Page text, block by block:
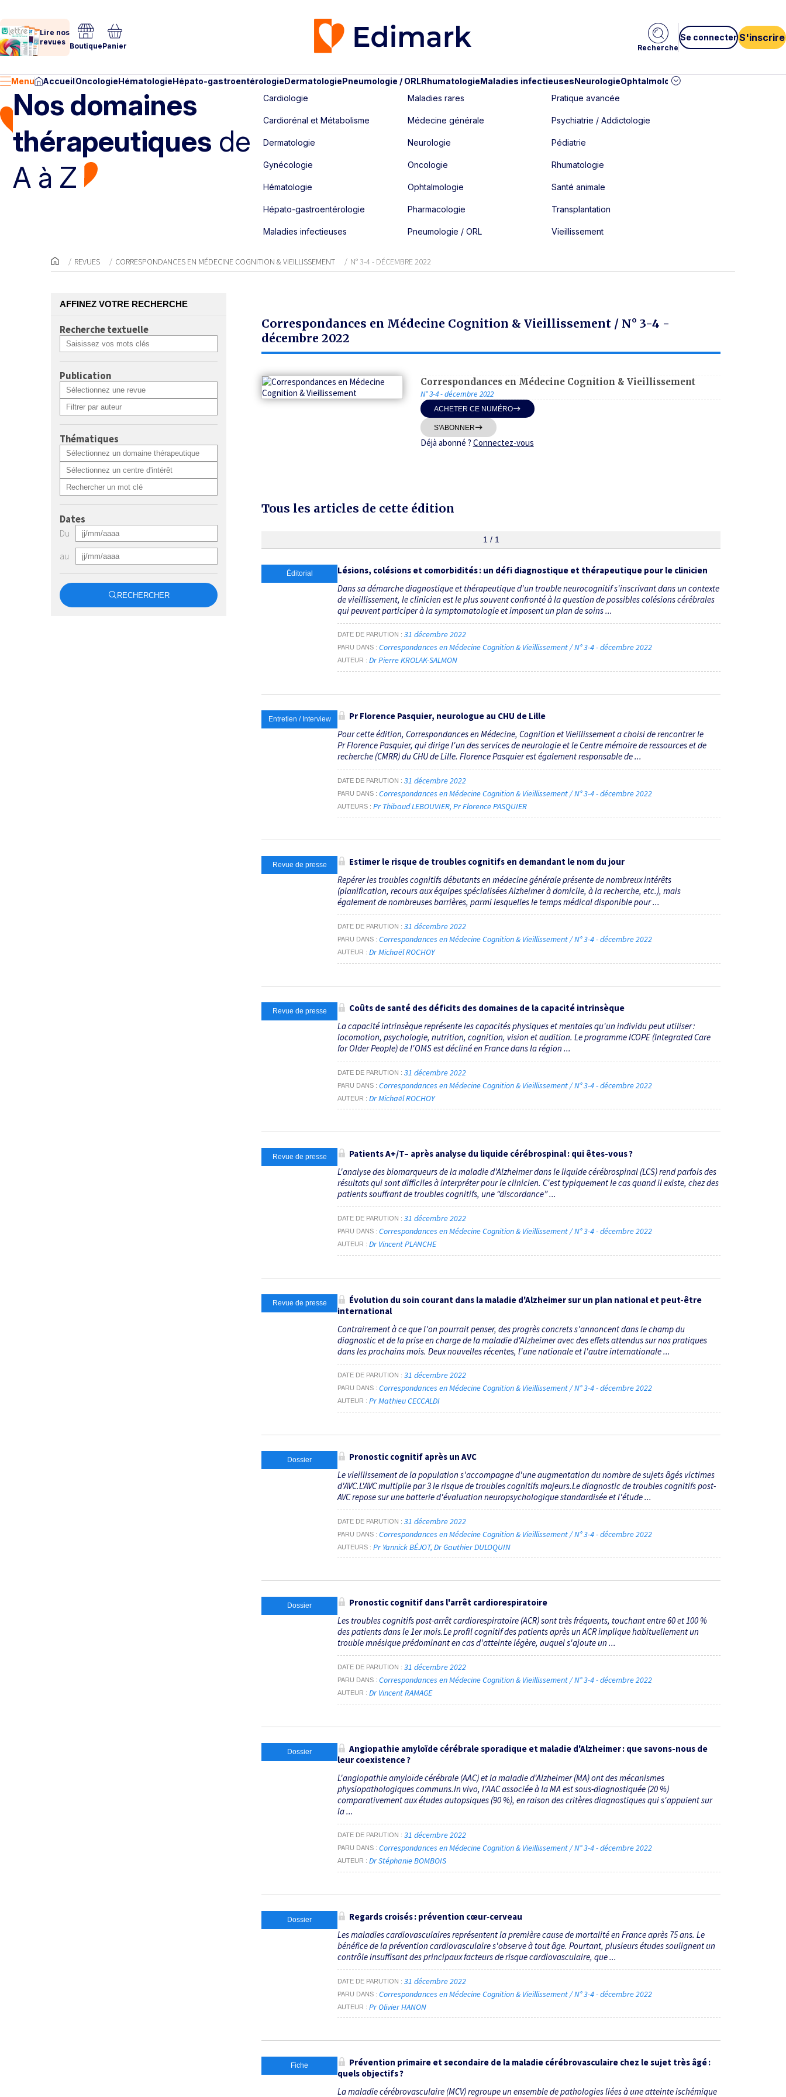
Lire nos
revues BoutiquePanier Recherche
Se connecter S'inscrire
Menu AccueilOncologieHématologieHépato-gastroentérologieDermatologiePneumologie / ORLRhumatologieMaladies infectieusesNeurologieOphtalmologie
Nos domaines
thérapeutiques de
A à Z
Cardiologie
Cardiorénal et Métabolisme
Dermatologie
Gynécologie
Hématologie
Hépato-gastroentérologie
Maladies infectieuses
Maladies rares
Médecine générale
Neurologie
Oncologie
Ophtalmologie
Pharmacologie
Pneumologie / ORL
Pratique avancée
Psychiatrie / Addictologie
Pédiatrie
Rhumatologie
Santé animale
Transplantation
Vieillissement
REVUES CORRESPONDANCES EN MÉDECINE COGNITION & VIEILLISSEMENT N° 3-4 - DÉCEMBRE 2022
AFFINEZ VOTRE RECHERCHE
Recherche textuelle
Publication
Thématiques
Dates
Du
au
RECHERCHER
Correspondances en Médecine Cognition & Vieillissement / N° 3-4 -
décembre 2022
Correspondances en Médecine Cognition & Vieillissement
N° 3-4 - décembre 2022
ACHETER CE NUMÉRO
S'ABONNER
Déjà abonné ? Connectez-vous
Tous les articles de cette édition
1 / 1
Éditorial
Lésions, colésions et comorbidités : un défi diagnostique et thérapeutique pour le clinicien
Dans sa démarche diagnostique et thérapeutique d'un trouble neurocognitif s'inscrivant dans un contexte
de vieillissement, le clinicien est le plus souvent confronté à la question de possibles colésions cérébrales
qui peuvent participer à la symptomatologie et imposent un plan de soins ...
DATE DE PARUTION 31 décembre 2022
PARU DANS Correspondances en Médecine Cognition & Vieillissement / N° 3-4 - décembre 2022
AUTEUR Dr Pierre KROLAK-SALMON
Entretien / Interview
Pr Florence Pasquier, neurologue au CHU de Lille
Pour cette édition, Correspondances en Médecine, Cognition et Vieillissement a choisi de rencontrer le
Pr Florence Pasquier, qui dirige l'un des services de neurologie et le Centre mémoire de ressources et de
recherche (CMRR) du CHU de Lille. Florence Pasquier est également responsable de ...
DATE DE PARUTION 31 décembre 2022
PARU DANS Correspondances en Médecine Cognition & Vieillissement / N° 3-4 - décembre 2022
AUTEURS Pr Thibaud LEBOUVIER Pr Florence PASQUIER
Revue de presse
Estimer le risque de troubles cognitifs en demandant le nom du jour
Repérer les troubles cognitifs débutants en médecine générale présente de nombreux intérêts
(planification, recours aux équipes spécialisées Alzheimer à domicile, à la recherche, etc.), mais
également de nombreuses barrières, parmi lesquelles le temps médical disponible pour ...
DATE DE PARUTION 31 décembre 2022
PARU DANS Correspondances en Médecine Cognition & Vieillissement / N° 3-4 - décembre 2022
AUTEUR Dr Michaël ROCHOY
Revue de presse
Coûts de santé des déficits des domaines de la capacité intrinsèque
La capacité intrinsèque représente les capacités physiques et mentales qu'un individu peut utiliser :
locomotion, psychologie, nutrition, cognition, vision et audition. Le programme ICOPE (Integrated Care
for Older People) de l'OMS est décliné en France dans la région ...
DATE DE PARUTION 31 décembre 2022
PARU DANS Correspondances en Médecine Cognition & Vieillissement / N° 3-4 - décembre 2022
AUTEUR Dr Michaël ROCHOY
Revue de presse
Patients A+/T– après analyse du liquide cérébrospinal : qui êtes-vous ?
L'analyse des biomarqueurs de la maladie d'Alzheimer dans le liquide cérébro­spinal (LCS) rend parfois des
résultats qui sont difficiles à interpréter pour le ­clinicien. C'est typiquement le cas quand il existe, chez des
patients souffrant de troubles cognitifs, une “discordance” ...
DATE DE PARUTION 31 décembre 2022
PARU DANS Correspondances en Médecine Cognition & Vieillissement / N° 3-4 - décembre 2022
AUTEUR Dr Vincent PLANCHE
Revue de presse
Évolution du soin courant dans la maladie d'Alzheimer sur un plan national et peut-être
international
Contrairement à ce que l'on pourrait penser, des progrès concrets s'annoncent dans le champ du
diagnostic et de la prise en charge de la maladie d'Alzheimer avec des effets attendus sur nos pratiques
dans les prochains mois. Deux nouvelles récentes, l'une nationale et l'autre internationale ...
DATE DE PARUTION 31 décembre 2022
PARU DANS Correspondances en Médecine Cognition & Vieillissement / N° 3-4 - décembre 2022
AUTEUR Pr Mathieu CECCALDI
Dossier
Pronostic cognitif après un AVC
Le vieillissement de la population s'accompagne d'une augmentation du nombre de sujets âgés victimes
d'AVC.L'AVC multiplie par 3 le risque de troubles cognitifs majeurs.Le diagnostic de troubles cognitifs post-
AVC repose sur une batterie d'évaluation neuropsychologique standardisée et l'étude ...
DATE DE PARUTION 31 décembre 2022
PARU DANS Correspondances en Médecine Cognition & Vieillissement / N° 3-4 - décembre 2022
AUTEURS Pr Yannick BÉJOT Dr Gauthier DULOQUIN
Dossier
Pronostic cognitif dans l'arrêt cardiorespiratoire
Les troubles cognitifs post-arrêt cardio­respiratoire (ACR) sont très fréquents, touchant entre 60 et 100 %
des patients dans le 1er mois.Le profil cognitif des patients après un ACR implique habituellement un
trouble mnésique prédominant en cas d'atteinte légère, auquel s'ajoute un ...
DATE DE PARUTION 31 décembre 2022
PARU DANS Correspondances en Médecine Cognition & Vieillissement / N° 3-4 - décembre 2022
AUTEUR Dr Vincent RAMAGE
Dossier
Angiopathie amyloïde cérébrale sporadique et maladie d'Alzheimer : que savons-nous de
leur coexistence ?
L'angiopathie amyloïde cérébrale (AAC) et la maladie d'Alzheimer (MA) ont des mécanismes
physiopathologiques communs.In vivo, l'AAC associée à la MA est sous-diagnostiquée (20 %)
comparativement aux études autopsiques (90 %), en raison des critères diagnostiques qui s'appuient sur
la ...
DATE DE PARUTION 31 décembre 2022
PARU DANS Correspondances en Médecine Cognition & Vieillissement / N° 3-4 - décembre 2022
AUTEUR Dr Stéphanie BOMBOIS
Dossier
Regards croisés : prévention cœur‑cerveau
Les maladies cardiovasculaires représentent la première cause de mortalité en France après 75 ans. Le
bénéfice de la prévention cardiovasculaire s'observe à tout âge. Pourtant, plusieurs études soulignent un
contrôle insuffisant des principaux facteurs de risque cardiovasculaire, que ...
DATE DE PARUTION 31 décembre 2022
PARU DANS Correspondances en Médecine Cognition & Vieillissement / N° 3-4 - décembre 2022
AUTEUR Pr Olivier HANON
Fiche
Prévention primaire et secondaire de la maladie cérébrovasculaire chez le sujet très âgé :
quels objectifs ?
La maladie cérébrovasculaire (MCV) regroupe un ensemble de pathologies liées à une atteinte ischémique